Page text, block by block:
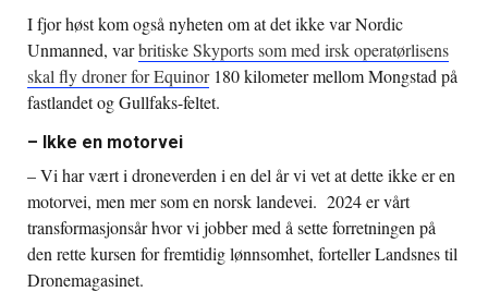
I fjor høst kom også nyheten om at det ikke var Nordic
Unmanned, varbritiske Skyports som med irsk operatørlisens
skal fly droner for Equinor180 kilometer mellom Mongstad på
fastlandet og Gullfaks-feltet.
– Ikke en motorvei
– Vi har vært i droneverden i en del år vi vet at dette ikke er en
motorvei, men mer som en norsk landevei. 2024 er vårt
transformasjonsår hvor vi jobber med å sette forretningen på
den rette kursen for fremtidig lønnsomhet, forteller Landsnes til
Dronemagasinet.